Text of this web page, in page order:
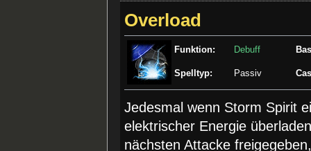
Overload
Funktion: Debuff
Spelltyp: Passiv
Jedesmal wenn Storm Spirit
elektrischer Energie
nächsten Attacke